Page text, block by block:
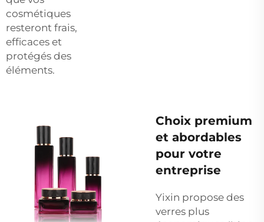
cosmétiques
resteront frais,
efficaces et
protégés des
éléments.
Choix premium
et abordables
pour votre
entreprise
Yixin propose des
verres plus